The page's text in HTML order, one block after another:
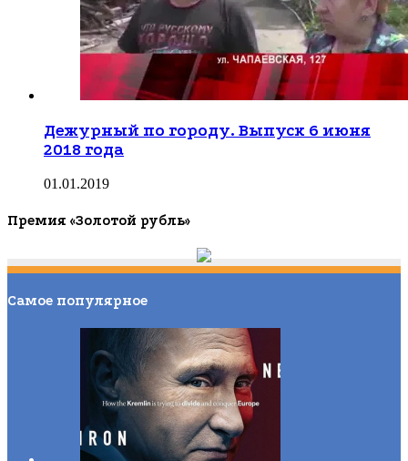
Дежурный по городу. Выпуск 6 июня
2018 года
01.01.2019
Премия «Золотой рубль»
Самое популярное